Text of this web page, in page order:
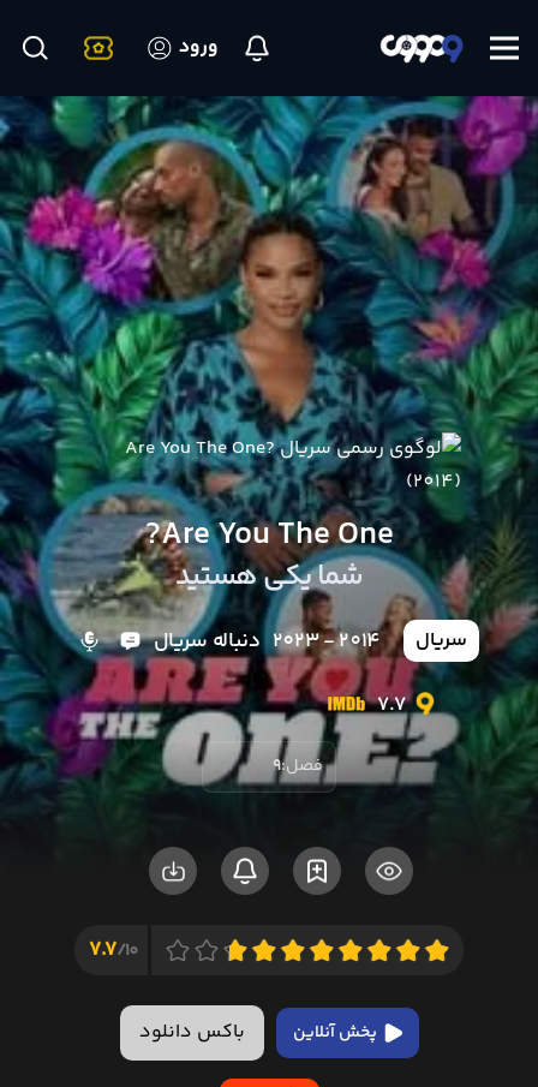
ورود
Are You The One?
شما یکی هستید
سریال 2014 - 2023 دنباله سریال
7.7
فصل:9
10/
7.7
پخش آنلاین باکس دانلود